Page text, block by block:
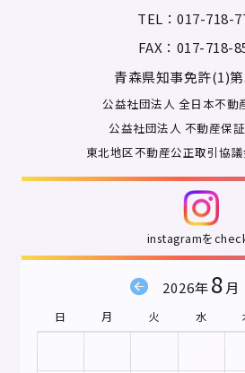
TEL：017-718-
FAX：017-718-
青森県知事免許(1)
公益社団法人 全日本不動
公益社団法人 不動産保
東北地区不動産公正取引協
instagramを
2026年8 月
日 月 火 水